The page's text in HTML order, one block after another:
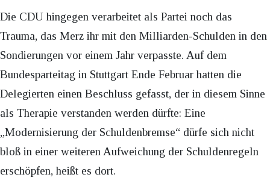
Die CDU hingegen verarbeitet als Partei noch das
Trauma, das Merz ihr mit den Milliarden-Schulden in den
Sondierungen vor einem Jahr verpasste. Auf dem
Bundesparteitag in Stuttgart Ende Februar hatten die
Delegierten einen Beschluss gefasst, der in diesem Sinne
als Therapie verstanden werden dürfte: Eine
„Modernisierung der Schuldenbremse“ dürfe sich nicht
bloß in einer weiteren Aufweichung der Schuldenregeln
erschöpfen, heißt es dort.